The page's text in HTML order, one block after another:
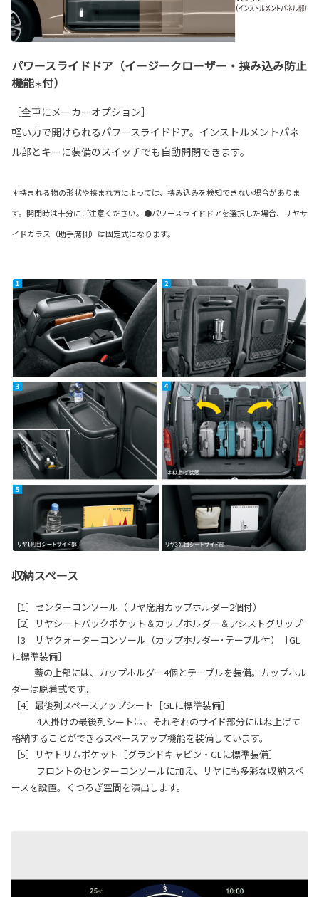
パワースライドドア（イージークローザー・挟み込み防止
機能＊付）
［全車にメーカーオプション］
軽い力で開けられるパワースライドドア。インストルメントパネ
ル部とキーに装備のスイッチでも自動開閉できます。
＊挟まれる物の形状や挟まれ方によっては、挟み込みを検知できない場合がありま
す。開閉時は十分にご注意ください。●パワースライドドアを選択した場合、リヤサ
イドガラス（助手席側）は固定式になります。
収納スペース
［1］センターコンソール（リヤ席用カップホルダー2個付）
［2］リヤシートバックポケット＆カップホルダー＆アシストグリップ
［3］リヤクォーターコンソール（カップホルダー･テーブル付）［GL
に標準装備］
蓋の上部には、カップホルダー4個とテーブルを装備。カップホル
ダーは脱着式です。
［4］最後列スペースアップシート［GLに標準装備］
4人掛けの最後列シートは、それぞれのサイド部分にはね上げて
格納することができるスペースアップ機能を装備しています。
［5］リヤトリムポケット［グランドキャビン・GLに標準装備］
フロントのセンターコンソールに加え、リヤにも多彩な収納スペ
ースを設置。くつろぎ空間を演出します。